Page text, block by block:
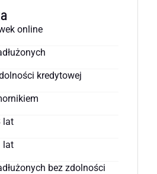
online
kredytowej
lat
lat
bez zdolności